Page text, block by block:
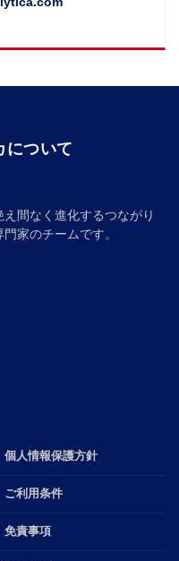
について
間なく進化するつながり
家のチームです。
個人情報保護方針
ご利用条件
免責事項